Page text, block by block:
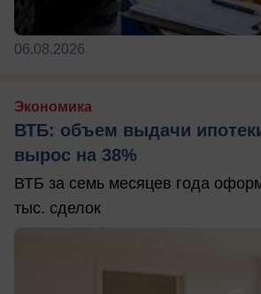
06.08.2026
Экономика
ВТБ: объем выдачи
вырос на 38%
ВТБ за семь месяцев года
тыс. сделок